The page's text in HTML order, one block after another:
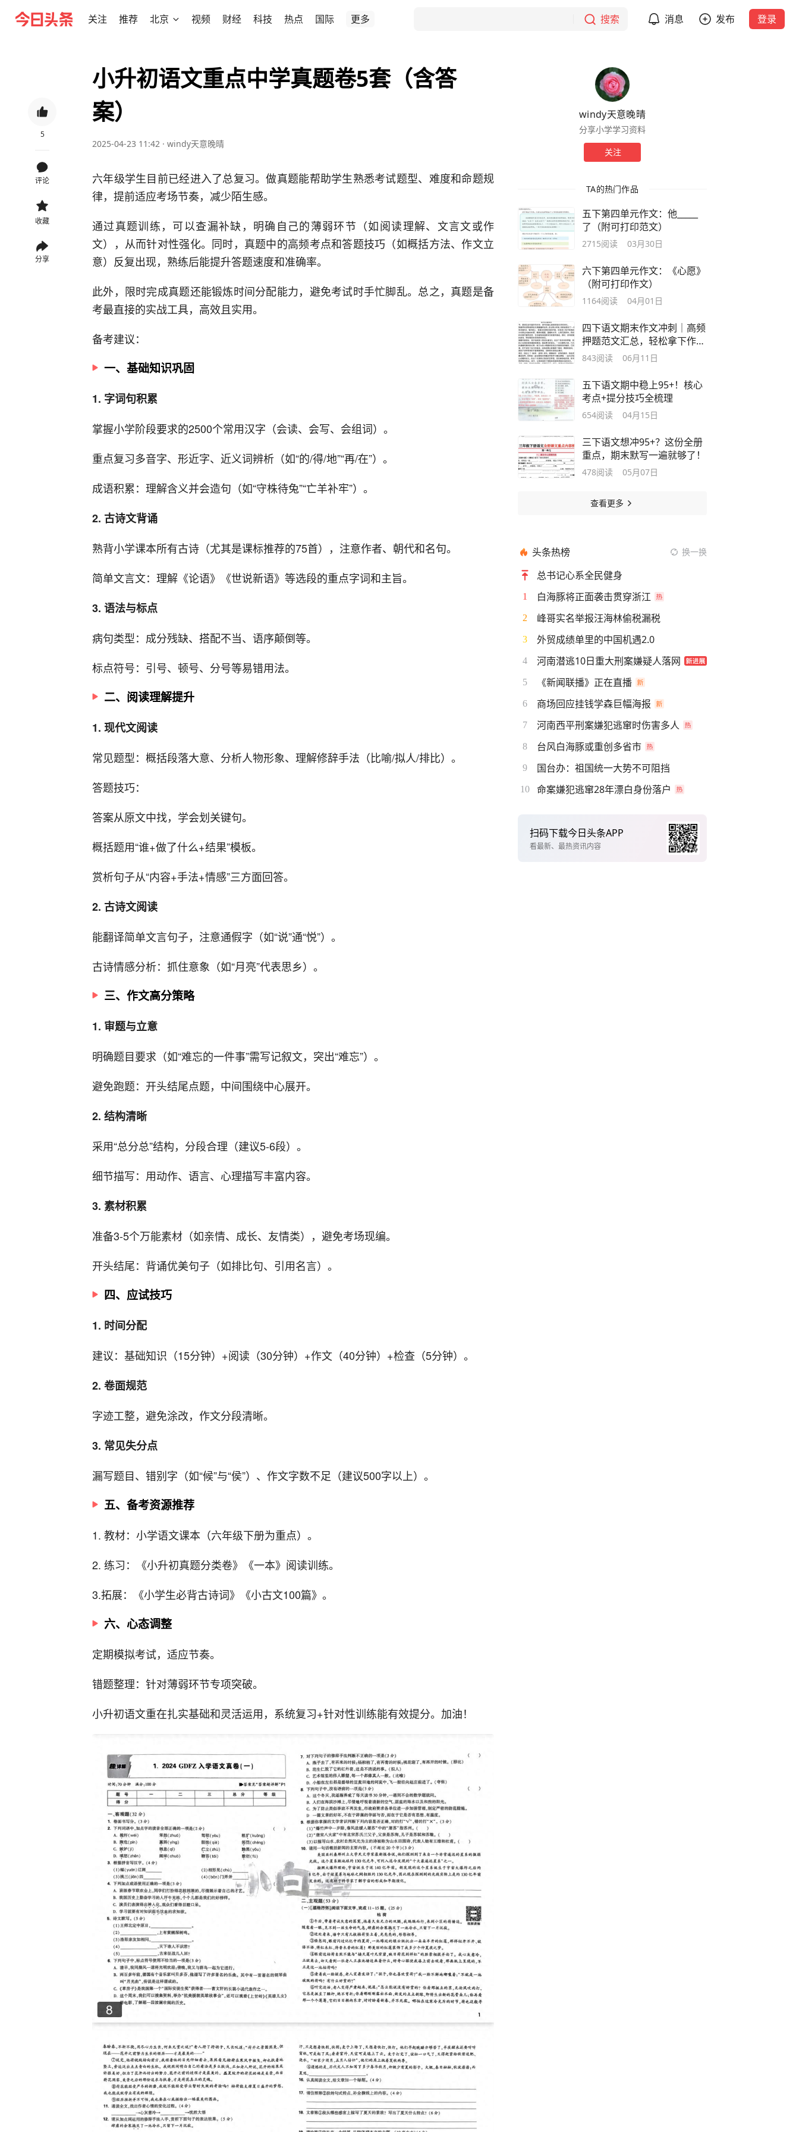
关注 推荐 北京 视频 财经 科技 热点 国际 更多 搜索 消息 发布 登录
5
评论
收藏
分享
小升初语文重点中学真题卷5套（含答
案）
2025-04-23 11:42 · windy天意晚晴
六年级学生目前已经进入了总复习。做真题能帮助学生熟悉考试题型、难度和命题规
律，提前适应考场节奏，减少陌生感。
通过真题训练，可以查漏补缺，明确自己的薄弱环节（如阅读理解、文言文或作
文），从而针对性强化。同时，真题中的高频考点和答题技巧（如概括方法、作文立
意）反复出现，熟练后能提升答题速度和准确率。
此外，限时完成真题还能锻炼时间分配能力，避免考试时手忙脚乱。总之，真题是备
考最直接的实战工具，高效且实用。
备考建议：
一、基础知识巩固
1. 字词句积累
掌握小学阶段要求的2500个常用汉字（会读、会写、会组词）。
重点复习多音字、形近字、近义词辨析（如“的/得/地”“再/在”）。
成语积累：理解含义并会造句（如“守株待兔”“亡羊补牢”）。
2. 古诗文背诵
熟背小学课本所有古诗（尤其是课标推荐的75首），注意作者、朝代和名句。
简单文言文：理解《论语》《世说新语》等选段的重点字词和主旨。
3. 语法与标点
病句类型：成分残缺、搭配不当、语序颠倒等。
标点符号：引号、顿号、分号等易错用法。
二、阅读理解提升
1. 现代文阅读
常见题型：概括段落大意、分析人物形象、理解修辞手法（比喻/拟人/排比）。
答题技巧：
答案从原文中找，学会划关键句。
概括题用“谁+做了什么+结果”模板。
赏析句子从“内容+手法+情感”三方面回答。
2. 古诗文阅读
能翻译简单文言句子，注意通假字（如“说”通“悦”）。
古诗情感分析：抓住意象（如“月亮”代表思乡）。
三、作文高分策略
1. 审题与立意
明确题目要求（如“难忘的一件事”需写记叙文，突出“难忘”）。
避免跑题：开头结尾点题，中间围绕中心展开。
2. 结构清晰
采用“总分总”结构，分段合理（建议5-6段）。
细节描写：用动作、语言、心理描写丰富内容。
3. 素材积累
准备3-5个万能素材（如亲情、成长、友情类），避免考场现编。
开头结尾：背诵优美句子（如排比句、引用名言）。
四、应试技巧
1. 时间分配
建议：基础知识（15分钟）+阅读（30分钟）+作文（40分钟）+检查（5分钟）。
2. 卷面规范
字迹工整，避免涂改，作文分段清晰。
3. 常见失分点
漏写题目、错别字（如“候”与“侯”）、作文字数不足（建议500字以上）。
五、备考资源推荐
1. 教材：小学语文课本（六年级下册为重点）。
2. 练习：《小升初真题分类卷》《一本》阅读训练。
3.拓展：《小学生必背古诗词》《小古文100篇》。
六、心态调整
定期模拟考试，适应节奏。
错题整理：针对薄弱环节专项突破。
小升初语文重在扎实基础和灵活运用，系统复习+针对性训练能有效提分。加油！
windy天意晚晴
分享小学学习资料
关注
TA的热门作品
五下第四单元作文：他_____
了（附可打印范文）
2715阅读 03月30日
六下第四单元作文：《心愿》
（附可打印作文）
1164阅读 04月01日
四下语文期末作文冲刺｜高频
押题范文汇总，轻松拿下作文
高分！
843阅读 06月11日
五下语文期中稳上95+！核心
考点+提分技巧全梳理
654阅读 04月15日
三下语文想冲95+？这份全册
重点，期末默写一遍就够了！
478阅读 05月07日
查看更多
头条热榜 换一换
总书记心系全民健身
1 白海豚将正面袭击贯穿浙江
2 峰哥实名举报汪海林偷税漏税
3 外贸成绩单里的中国机遇2.0
4 河南潜逃10日重大刑案嫌疑人落网
5 《新闻联播》正在直播
6 商场回应挂钱学森巨幅海报
7 河南西平刑案嫌犯逃窜时伤害多人
8 台风白海豚或重创多省市
9 国台办：祖国统一大势不可阻挡
10 命案嫌犯逃窜28年漂白身份落户
扫码下载今日头条APP
看最新、最热资讯内容